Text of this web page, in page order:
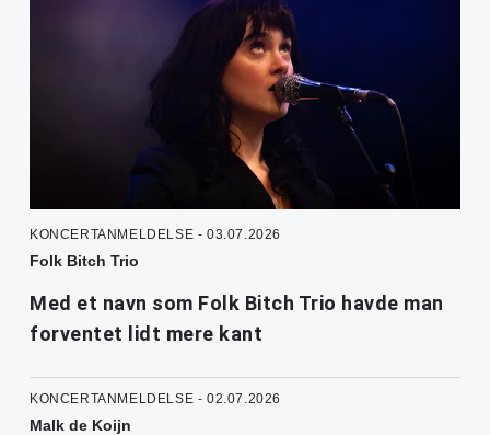
KONCERTANMELDELSE - 03.07.2026
Folk Bitch Trio
Med et navn som Folk Bitch Trio havde man
forventet lidt mere kant
KONCERTANMELDELSE - 02.07.2026
Malk de Koijn